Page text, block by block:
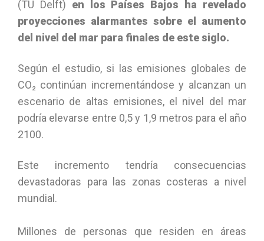
(TU Delft) en los Países Bajos ha revelado
proyecciones alarmantes sobre el aumento
del nivel del mar para finales de este siglo.
Según el estudio, si las emisiones globales de
CO₂ continúan incrementándose y alcanzan un
escenario de altas emisiones, el nivel del mar
podría elevarse entre 0,5 y 1,9 metros para el año
2100.
Este incremento tendría consecuencias
devastadoras para las zonas costeras a nivel
mundial.
Millones de personas que residen en áreas